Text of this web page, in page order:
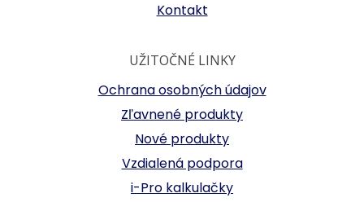
Kontakt
UŽITOČNÉ LINKY
Ochrana osobných údajov
Zľavnené produkty
Nové produkty
Vzdialená podpora
i-Pro kalkulačky